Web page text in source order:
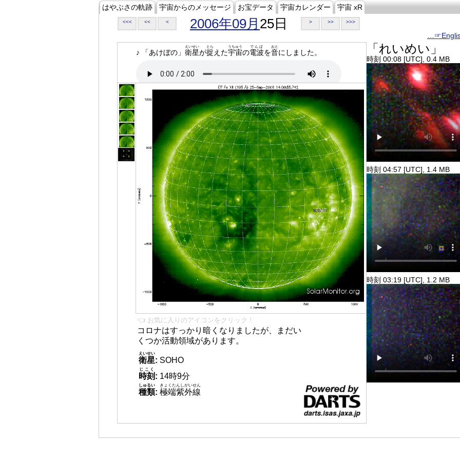
はやぶさの軌跡 宇宙からのメッセージ お宝データ 宇宙カレンダー 宇宙 xR
<<< << < 2006年09月 25日 > >> >>>
♪ 「あけぼの」 衛星
えいせい
が捉
とら
えた宇宙
うちゅう
の電波
でんぱ
を音
おと
にしました。
👈 お気に入りのアイコンをクリック！
コロナはすっかり暗くなりましたが、まだい
くつか活動領域があります。
衛星
えいせい
: SOHO
時刻
じこく
: 14時9分
種類
しゅるい
: 極端紫外線
きょくたんしがいせん
「れいめい」
時刻 00:08 [UTC], 0.4 MB
時刻 04:57 [UTC], 1.4 MB
時刻 03:19 [UTC], 1.2 MB